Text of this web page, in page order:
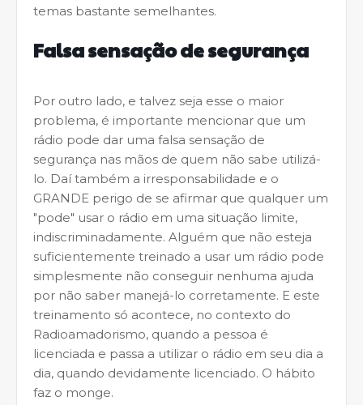
temas bastante semelhantes.
Falsa sensação de segurança
Por outro lado, e talvez seja esse o maior
problema, é importante mencionar que um
rádio pode dar uma falsa sensação de
segurança nas mãos de quem não sabe utilizá-
lo. Daí também a irresponsabilidade e o
GRANDE perigo de se afirmar que qualquer um
"pode" usar o rádio em uma situação limite,
indiscriminadamente. Alguém que não esteja
suficientemente treinado a usar um rádio pode
simplesmente não conseguir nenhuma ajuda
por não saber manejá-lo corretamente. E este
treinamento só acontece, no contexto do
Radioamadorismo, quando a pessoa é
licenciada e passa a utilizar o rádio em seu dia a
dia, quando devidamente licenciado. O hábito
faz o monge.